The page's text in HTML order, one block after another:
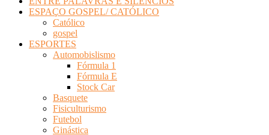
ESPAÇO GOSPEL/ CATÓLICO
Católico
gospel
ESPORTES
Automobislismo
Fórmula 1
Fórmula E
Stock Car
Basquete
Fisiculturismo
Futebol
Ginástica